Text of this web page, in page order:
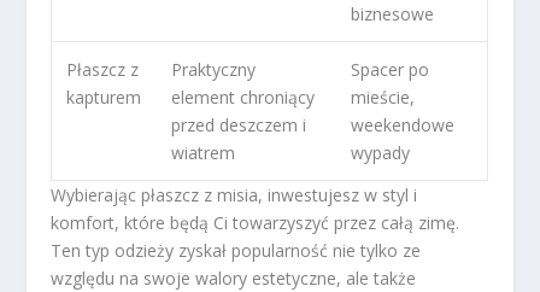
biznesowe
Płaszcz z
kapturem
Praktyczny
element chroniący
przed deszczem i
wiatrem
Spacer po
mieście,
weekendowe
wypady
Wybierając płaszcz z misia, inwestujesz w styl i
komfort, które będą Ci towarzyszyć przez całą zimę.
Ten typ odzieży zyskał popularność nie tylko ze
względu na swoje walory estetyczne, ale także